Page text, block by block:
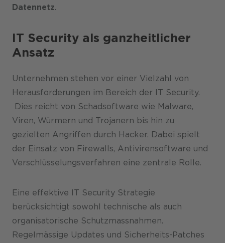
Datennetz.
IT Security als ganzheitlicher
Ansatz
Unternehmen stehen vor einer Vielzahl von
Herausforderungen im Bereich der IT Security.
Dies reicht von Schadsoftware wie Malware,
Viren, Würmern und Trojanern bis hin zu
gezielten Angriffen durch Hacker. Dabei spielt
der Einsatz von Firewalls, Antivirensoftware und
Verschlüsselungsverfahren eine zentrale Rolle.
Eine effektive IT Security Strategie
berücksichtigt sowohl technische als auch
organisatorische Schutzmassnahmen.
Regelmässige Updates und Sicherheits-Patches